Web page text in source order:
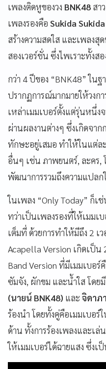
เพลงติดหูของวง BNK48 สา
เพลงรองคือ Sukida
สร้างความสดใส และเพลงสุ
สองเวอร์ชั่น ซึ่งไพเราะทั้งส
กว่า 4ปีของ “BNK48” ในฐ
ปรากฏการณ์มากมายให้วงก
เหล่าเมมเบอร์ตั้งแต่รุ่นหนึ่
ผ่านผลงานต่างๆ ซึ่งเกิดจา
ทักษะอยู่เสมอ ทำให้ในแต่
อื่นๆ เช่น ภาพยนตร์, ละคร,
พัฒนาการรวมถึงความแปลก
ในเพลง “Only Today” ก็เ
ทว่าเป็นเพลงรองที่ให้เมมเบ
เต็มที่ ด้วยการทำให้มีถึง 2 เ
Acapella Version เกิดเป็น
Band Version ที่มีเมมเบอร์
ซัมจัง, ผักขม และน้ำใส โดยมี
(นายน์ BNK48) และ จิดาภ
ร้องนำ โดยทั้งคู่คือเมมเบอร์
ด้าน ทั้งการร้องเพลงและเ
ให้เมมเบอร์ได้ฉายแสง ซึ่งเ